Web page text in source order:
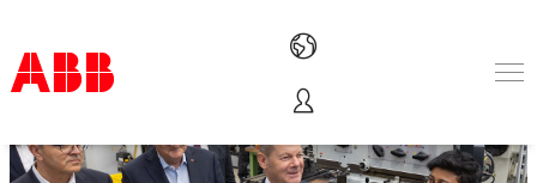
Produkte und Leistungen
Branchenlösungen